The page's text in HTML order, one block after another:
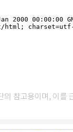
의 참고용이며, 이를